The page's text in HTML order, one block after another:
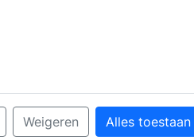
Weigeren Alles toestaan